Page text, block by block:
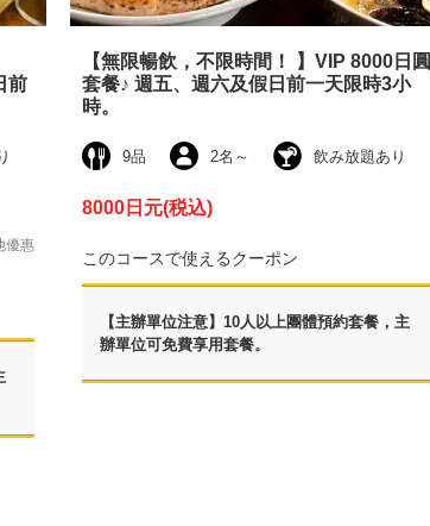
前
優惠
【無限暢飲，不限時間！ 】VIP 8000日圓
套餐♪ 週五、週六及假日前一天限時3小
時。
9品 2名 ～ 飲み放題あり
8000日元(税込)
このコースで使えるクーポン
【主辦單位注意】10人以上團體預約套餐，主
辦單位可免費享用套餐。